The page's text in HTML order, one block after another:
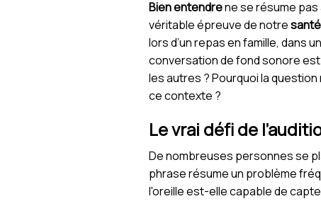
Bien entendrene se résume
véritable épreuve de notre
lors d’un repas en famille, dans
conversation de fond sonore est
les autres ? Pourquoi la
ce contexte ?
Le vrai défi de
De nombreuses personnes se
phrase résume un problème
l'oreille est-elle capable de